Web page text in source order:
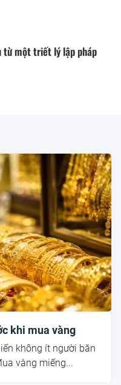
từ một triết lý lập pháp
khi mua vàng
không ít người băn
vàng miếng...